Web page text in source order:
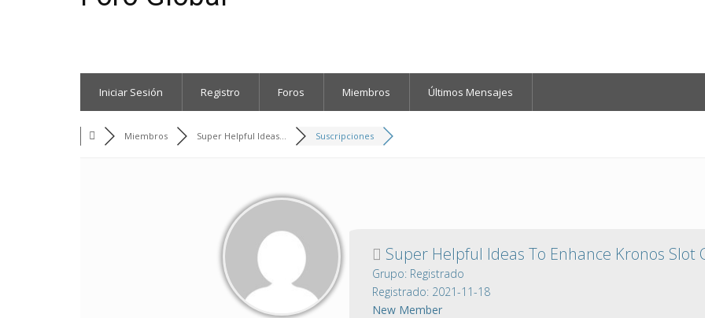
Iniciar Sesión Registro Foros Miembros Últimos Mensajes
Miembros Super Helpful Ideas... Suscripciones
Super Helpful Ideas To Enhance Kronos Slot
Grupo: Registrado
Registrado: 2021-11-18
New Member